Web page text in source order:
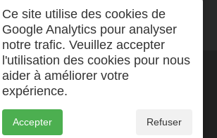
Ce site utilise des cookies de
Google Analytics pour analyser
notre trafic. Veuillez accepter
l'utilisation des cookies pour nous
aider à améliorer votre
expérience.
Accepter Refuser